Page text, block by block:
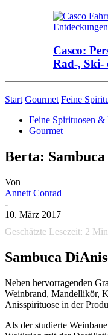
Entdeckungen
Casco:
Rad-, Ski-
Start Gourmet Feine
Feine Spirituosen &
Gourmet
Berta:
Von
Annett Conrad
-
10. März 2017
Geschätzte Lesezeit: 2
Sambuca
Neben hervorragenden
Weinbrand, Mandellikör,
Anisspirituose in der
Als der studierte